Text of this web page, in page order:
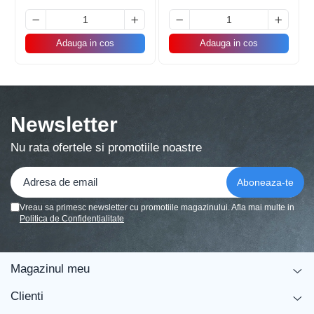
Balonul se livreaza neumflat.
Setul contine un pai transparent pentru umflare
Pentru a prelungi durata de viața a balonului, evita
expunerea directa la soare, aer condiționat, ger sau
alte condiții extreme.
Alege baloanele pentru a transforma orice eveniment într-o
experiența speciala, plina de culoare și eleganța!
Adauga in cos Adauga in cos
Newsletter
Nu rata ofertele si promotiile noastre
Vreau sa primesc newsletter cu promotiile magazinului. Afla mai multe in
Politica de Confidentialitate
Magazinul meu
Clienti